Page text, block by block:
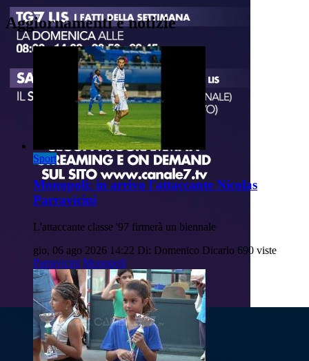
Aggiornamenti e notizie
Sport
Monopoli: in arrivo l'attaccante Nicolas
Parravicini
L'attaccante classe '97 firmerà un biennale
gio, 06 ago 2026 14:22 Di: Domenico Dicarlo 690 viste
Parravicini Monopoli